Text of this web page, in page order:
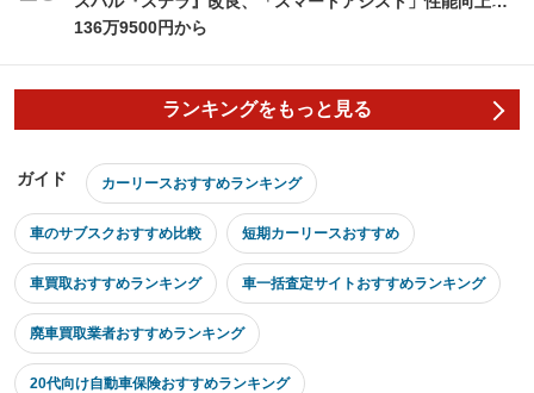
136万9500円から
ランキングをもっと見る
ガイド カーリースおすすめランキング
車のサブスクおすすめ比較 短期カーリースおすすめ
車買取おすすめランキング 車一括査定サイトおすすめランキング
廃車買取業者おすすめランキング
20代向け自動車保険おすすめランキング